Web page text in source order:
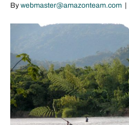
By webmaster@amazonteam.com